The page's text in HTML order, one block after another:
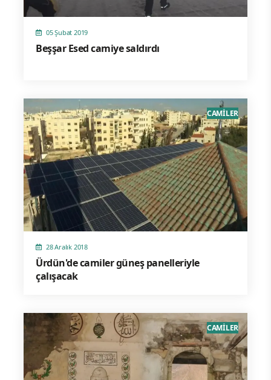
05 Şubat 2019
Beşşar Esed camiye saldırdı
28 Aralık 2018
Ürdün'de camiler güneş panelleriyle
çalışacak
CAMİLER
CAMİLER